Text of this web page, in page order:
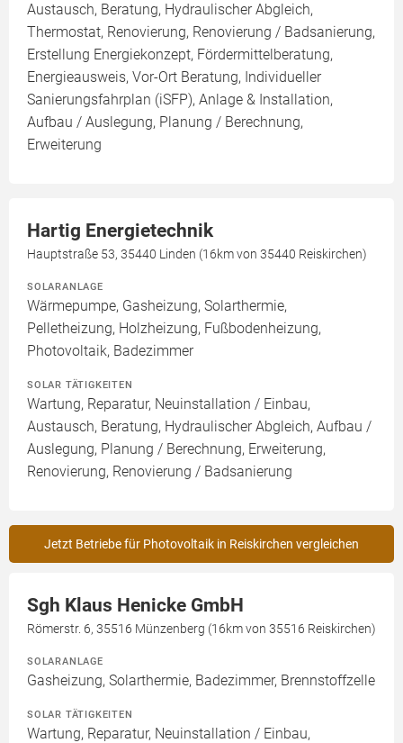
Austausch, Beratung, Hydraulischer Abgleich,
Thermostat, Renovierung, Renovierung / Badsanierung,
Erstellung Energiekonzept, Fördermittelberatung,
Energieausweis, Vor-Ort Beratung, Individueller
Sanierungsfahrplan (iSFP), Anlage & Installation,
Aufbau / Auslegung, Planung / Berechnung,
Erweiterung
Hartig Energietechnik
Hauptstraße 53, 35440 Linden (16km von 35440 Reiskirchen)
SOLARANLAGE
Wärmepumpe, Gasheizung, Solarthermie,
Pelletheizung, Holzheizung, Fußbodenheizung,
Photovoltaik, Badezimmer
SOLAR TÄTIGKEITEN
Wartung, Reparatur, Neuinstallation / Einbau,
Austausch, Beratung, Hydraulischer Abgleich, Aufbau /
Auslegung, Planung / Berechnung, Erweiterung,
Renovierung, Renovierung / Badsanierung
Jetzt Betriebe für Photovoltaik in Reiskirchen vergleichen
Sgh Klaus Henicke GmbH
Römerstr. 6, 35516 Münzenberg (16km von 35516 Reiskirchen)
SOLARANLAGE
Gasheizung, Solarthermie, Badezimmer, Brennstoffzelle
SOLAR TÄTIGKEITEN
Wartung, Reparatur, Neuinstallation / Einbau,